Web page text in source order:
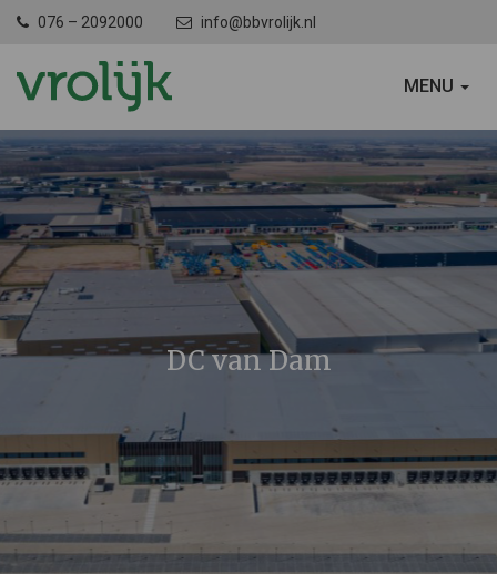
076 – 2092000 info@bbvrolijk.nl
SCHAKEL
MENU
DC van Dam